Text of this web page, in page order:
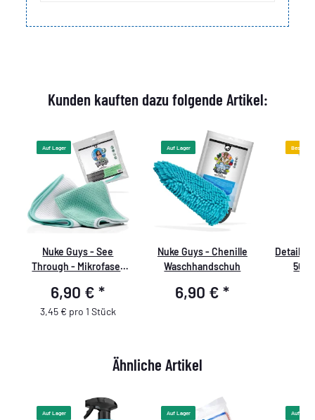
Kunden kauften dazu folgende Artikel:
Auf Lager
Nuke Guys - See
Through - Mikrofaser
35x35cm - mint/weiß -
2er Pack
6,90 €*
3,45 € pro 1 Stück
Auf Lager
Nuke Guys - Chenille
Waschhandschuh
6,90 €*
Bestseller
Ähnliche Artikel
Auf Lager Auf Lager Auf Lager